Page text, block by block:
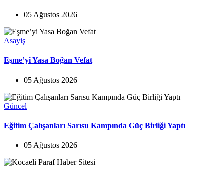
05 Ağustos 2026
Asayiş
Eşme’yi Yasa Boğan Vefat
05 Ağustos 2026
Güncel
Eğitim Çalışanları Sarısu Kampında Güç Birliği Yaptı
05 Ağustos 2026